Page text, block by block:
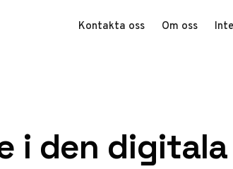
Kontakta oss Om oss
i den digitala